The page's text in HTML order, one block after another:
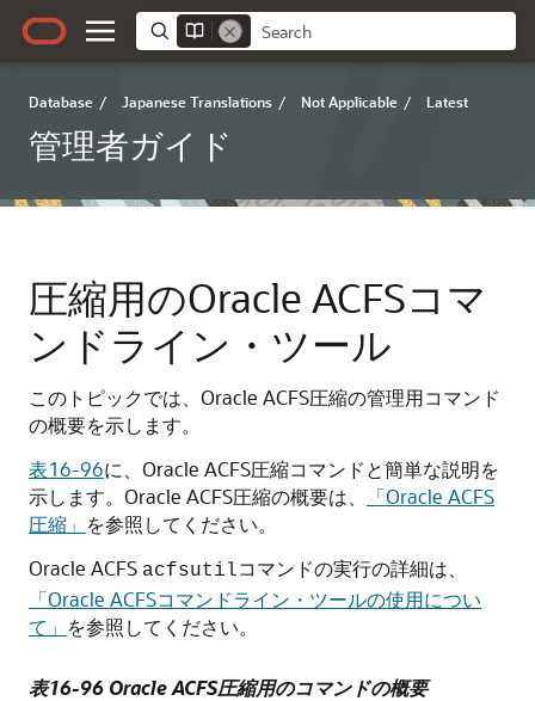
Database / Japanese Translations / Not Applicable / Latest
管理者ガイド
圧縮用のOracle ACFSコマ
ンドライン・ツール
このトピックでは、Oracle ACFS圧縮の管理用コマンド
の概要を示します。
表16-96に、Oracle ACFS圧縮コマンドと簡単な説明を
示します。Oracle ACFS圧縮の概要は、
「Oracle ACFS
圧縮」 を参照してください。
Oracle ACFS acfsutilコマンドの実行の詳細は、
「Oracle ACFSコマンドライン・ツールの使用につい
て」 を参照してください。
表16-96 Oracle ACFS圧縮用のコマンドの概要